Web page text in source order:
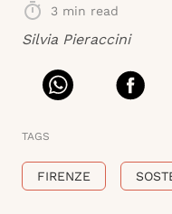
3 min read
Silvia Pieraccini
TAGS
FIRENZE